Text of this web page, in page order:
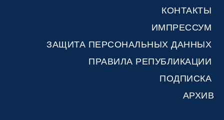
КОНТАКТЫ
ИМПРЕССУМ
ЗАЩИТА ПЕРСОНАЛЬНЫХ ДАННЫХ
ПРАВИЛА РЕПУБЛИКАЦИИ
ПОДПИСКА
АРХИВ